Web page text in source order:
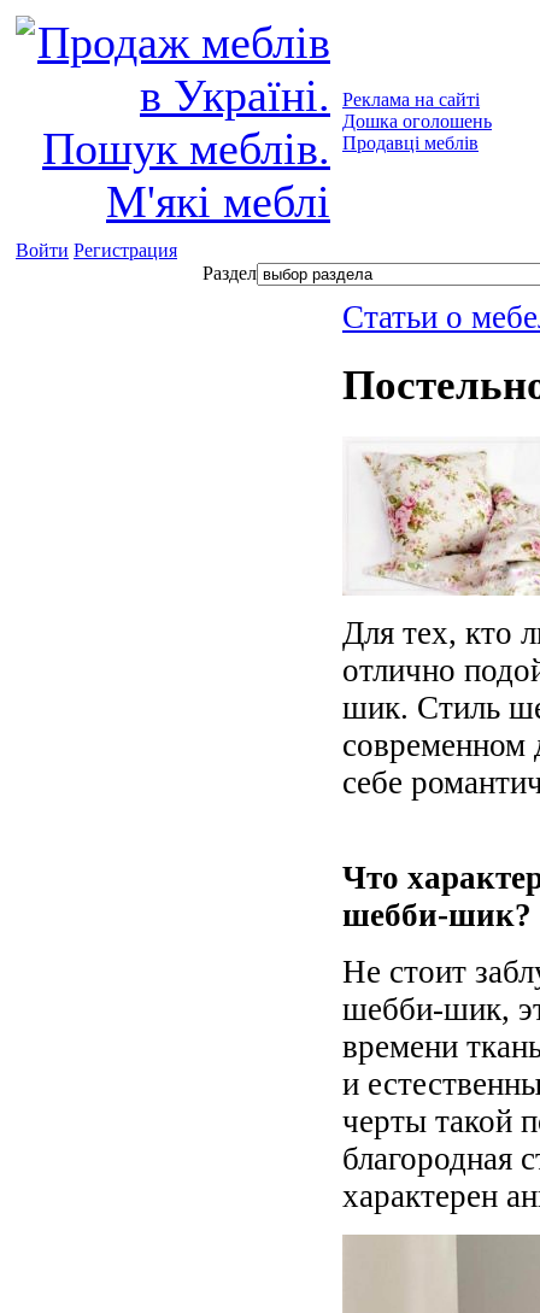
Реклама на сайті
Дошка оголошень
Продавці меблів
Войти Регистрация
Раздел
Статьи о
Для тех, кто
отлично
шик. Стиль
современном
себе
Что
шебби-шик?
Не стоит
шебби-шик,
времени
и
черты такой
благородная
характерен